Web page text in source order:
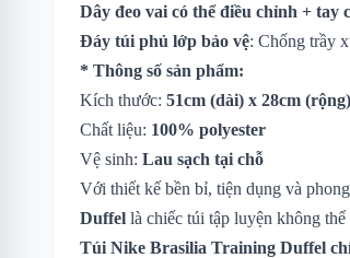
Dây đeo vai có thể điều chỉnh + tay
Đáy túi phủ lớp bảo vệ: Chống trầy
* Thông số sản phẩm:
Kích thước: 51cm (dài) x 28cm
Chất liệu: 100% polyester
Vệ sinh: Lau sạch tại chỗ
Với thiết kế bền bỉ, tiện dụng và
Duffel là chiếc túi tập luyện không
Túi Nike Brasilia Training Duffel